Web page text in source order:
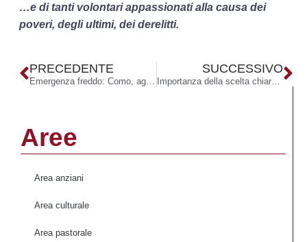
Aree
Area anziani
Area culturale
Area pastorale
…e di tanti volontari appassionati alla causa dei
poveri, degli ultimi, dei derelitti.
PRECEDENTE SUCCESSIVO
Importanza della scelta chiara e gioiosa di Cristo